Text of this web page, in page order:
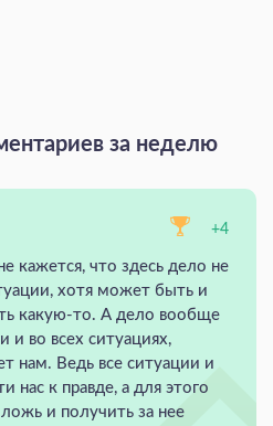
за неделю
+4
кажется, что здесь дело не
хотя может быть и
какую-то. А дело вообще
и во всех ситуациях,
нам. Ведь все ситуации и
нас к правде, а для этого
и получить за нее